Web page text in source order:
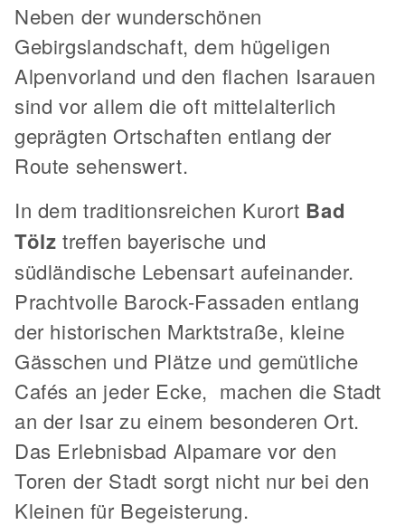
Neben der wunderschönen
Gebirgslandschaft, dem hügeligen
Alpenvorland und den flachen Isarauen
sind vor allem die oft mittelalterlich
geprägten Ortschaften entlang der
Route sehenswert.
In dem traditionsreichen Kurort Bad
Tölz treffen bayerische und
südländische Lebensart aufeinander.
Prachtvolle Barock-Fassaden entlang
der historischen Marktstraße, kleine
Gässchen und Plätze und gemütliche
Cafés an jeder Ecke, machen die Stadt
an der Isar zu einem besonderen Ort.
Das Erlebnisbad Alpamare vor den
Toren der Stadt sorgt nicht nur bei den
Kleinen für Begeisterung.